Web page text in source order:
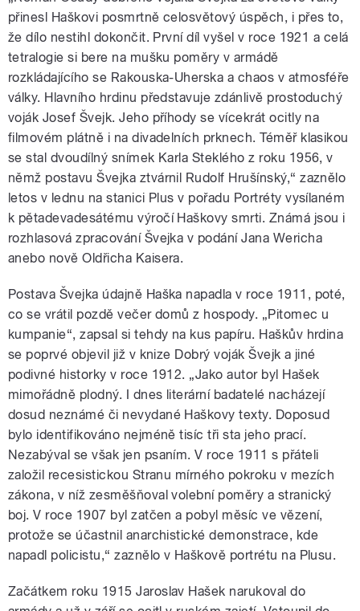
přinesl Haškovi posmrtně celosvětový úspěch, i přes to,
že dílo nestihl dokončit. První díl vyšel v roce 1921 a celá
tetralogie si bere na mušku poměry v armádě
rozkládajícího se Rakouska-Uherska a chaos v atmosféře
války. Hlavního hrdinu představuje zdánlivě prostoduchý
voják Josef Švejk. Jeho příhody se vícekrát ocitly na
filmovém plátně i na divadelních prknech. Téměř klasikou
se stal dvoudílný snímek Karla Steklého z roku 1956, v
němž postavu Švejka ztvárnil Rudolf Hrušínský,“ zaznělo
letos v lednu na stanici Plus v pořadu Portréty vysílaném
k pětadevadesátému výročí Haškovy smrti. Známá jsou i
rozhlasová zpracování Švejka v podání Jana Wericha
anebo nově Oldřicha Kaisera.
Postava Švejka údajně Haška napadla v roce 1911, poté,
co se vrátil pozdě večer domů z hospody. „Pitomec u
kumpanie“, zapsal si tehdy na kus papíru. Haškův hrdina
se poprvé objevil již v knize Dobrý voják Švejk a jiné
podivné historky v roce 1912. „Jako autor byl Hašek
mimořádně plodný. I dnes literární badatelé nacházejí
dosud neznámé či nevydané Haškovy texty. Doposud
bylo identifikováno nejméně tisíc tři sta jeho prací.
Nezabýval se však jen psaním. V roce 1911 s přáteli
založil recesistickou Stranu mírného pokroku v mezích
zákona, v níž zesměšňoval volební poměry a stranický
boj. V roce 1907 byl zatčen a pobyl měsíc ve vězení,
protože se účastnil anarchistické demonstrace, kde
napadl policistu,“ zaznělo v Haškově portrétu na Plusu.
Začátkem roku 1915 Jaroslav Hašek narukoval do